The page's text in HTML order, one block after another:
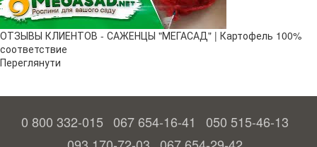
ОТЗЫВЫ КЛИЕНТОВ - САЖЕНЦЫ "МЕГАСАД" | Картофель 100%
соответствие
Переглянути
0 800 332-015 067 654-16-41
050 515-46-13